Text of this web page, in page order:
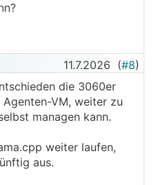
11.7.2026 (#8)
die 3060er
VM, weiter zu
managen kann.
weiter laufen,
aus.